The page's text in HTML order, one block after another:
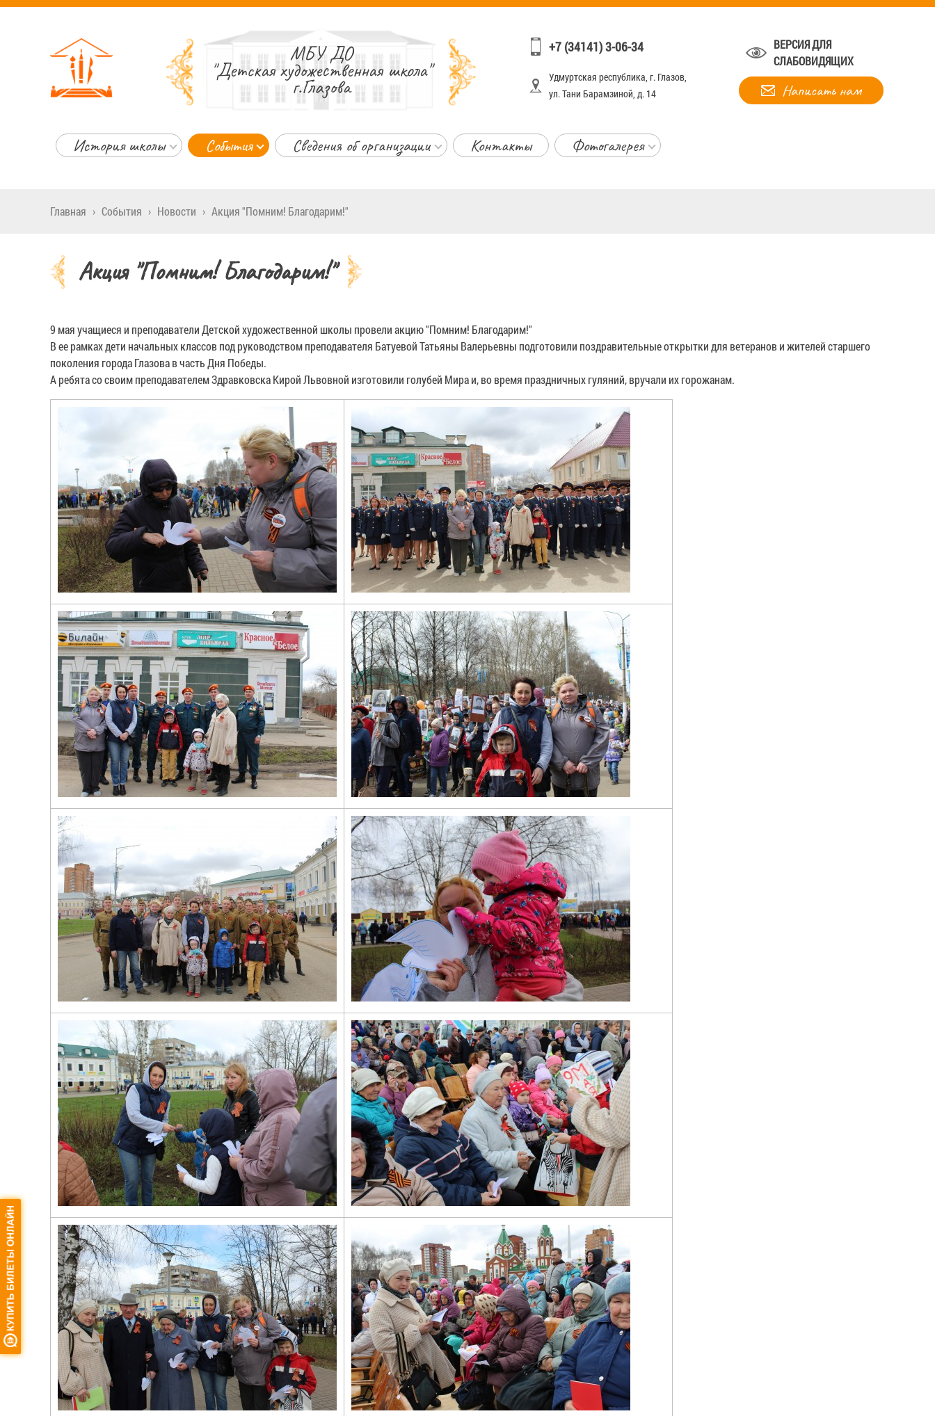
МБУ ДО
"Детская художественная школа"
г.Глазова
+7 (34141) 3-06-34
Удмуртская республика, г. Глазов,
ул. Тани Барамзиной, д. 14
ВЕРСИЯ ДЛЯ
СЛАБОВИДЯЩИХ
Написать нам
История школы События Сведения об организации Контакты Фотогалерея
Главная › События › Новости › Акция "Помним! Благодарим!"
Акция "Помним! Благодарим!"
9 мая учащиеся и преподаватели Детской художественной школы провели акцию "Помним! Благодарим!"
В ее рамках дети начальных классов под руководством преподавателя Батуевой Татьяны Валерьевны подготовили поздравительные открытки для ветеранов и жителей старшего
поколения города Глазова в часть Дня Победы.
А ребята со своим преподавателем Здравковска Кирой Львовной изготовили голубей Мира и, во время праздничных гуляний, вручали их горожанам.